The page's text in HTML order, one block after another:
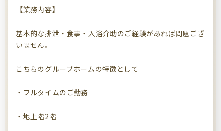
【業務内容】
基本的な排泄・食事・入浴介助のご経験があれば問題ござ
いません。
こちらのグループホームの特徴として
・フルタイムのご勤務
・地上階2階